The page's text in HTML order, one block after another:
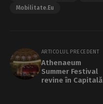
Mobilitate.eu
ARTICOLUL PRECEDENT
Athenaeum
Summer Festival
revine în Capitală